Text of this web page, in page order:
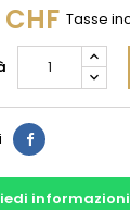
Tasse
Condividi